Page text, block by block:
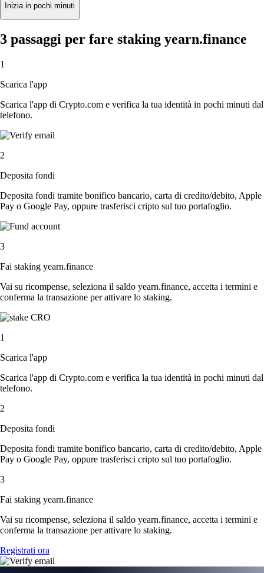
Inizia in pochi minuti
3 passaggi per fare staking yearn.finance
1
Scarica l'app
Scarica l'app di Crypto.com e verifica la tua identità in pochi minuti dal
telefono.
2
Deposita fondi
Deposita fondi tramite bonifico bancario, carta di credito/debito, Apple
Pay o Google Pay, oppure trasferisci cripto sul tuo portafoglio.
3
Fai staking yearn.finance
Vai su ricompense, seleziona il saldo yearn.finance, accetta i termini e
conferma la transazione per attivare lo staking.
1
Scarica l'app
Scarica l'app di Crypto.com e verifica la tua identità in pochi minuti dal
telefono.
2
Deposita fondi
Deposita fondi tramite bonifico bancario, carta di credito/debito, Apple
Pay o Google Pay, oppure trasferisci cripto sul tuo portafoglio.
3
Fai staking yearn.finance
Vai su ricompense, seleziona il saldo yearn.finance, accetta i termini e
conferma la transazione per attivare lo staking.
Registrati ora